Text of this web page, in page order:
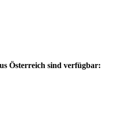
Österreich sind verfügbar: